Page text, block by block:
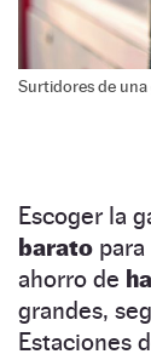
Surtidores de una
Escoger la
barato
ahorro de
grandes,
Estaciones